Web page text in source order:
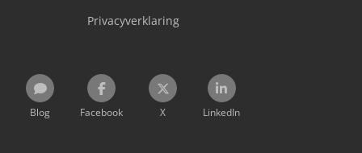
Privacyverklaring
Blog Facebook X LinkedIn